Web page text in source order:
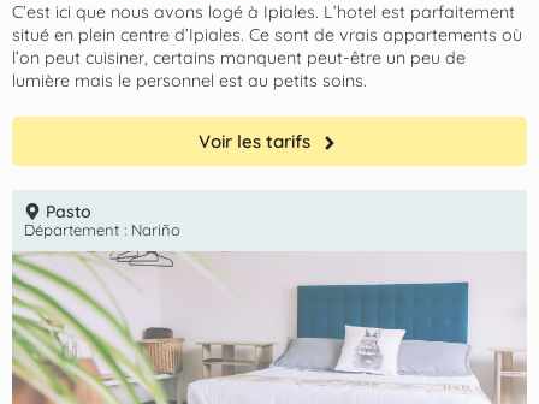
C’est ici que nous avons logé à Ipiales. L’hotel est parfaitement
situé en plein centre d’Ipiales. Ce sont de vrais appartements où
l’on peut cuisiner, certains manquent peut-être un peu de
lumière mais le personnel est au petits soins.
Voir les tarifs
Pasto
Département : Nariño